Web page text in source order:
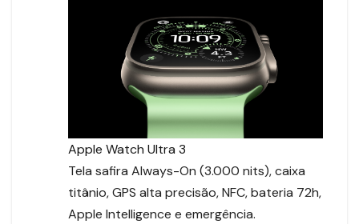
Apple Watch Ultra 3
Tela safira Always-On (3.000 nits), caixa
titânio, GPS alta precisão, NFC, bateria 72h,
Apple Intelligence e emergência.